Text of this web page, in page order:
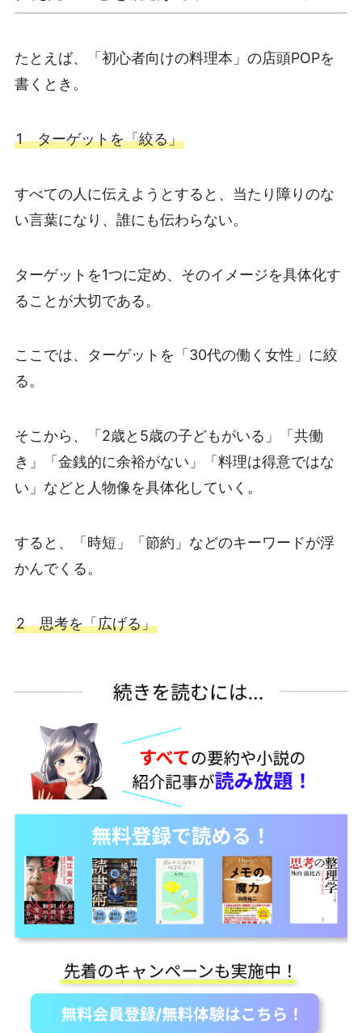
たとえば、「初心者向けの料理本」の店頭POPを
書くとき。
1 ターゲットを「絞る」
すべての人に伝えようとすると、当たり障りのな
い言葉になり、誰にも伝わらない。
ターゲットを1つに定め、そのイメージを具体化す
ることが大切である。
ここでは、ターゲットを「30代の働く女性」に絞
る。
そこから、「2歳と5歳の子どもがいる」「共働
き」「金銭的に余裕がない」「料理は得意ではな
い」などと人物像を具体化していく。
すると、「時短」「節約」などのキーワードが浮
かんでくる。
2 思考を「広げる」